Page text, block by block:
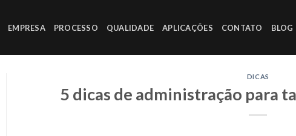
EMPRESA PROCESSO QUALIDADE APLICAÇÕES CONTATO BLOG
DICAS
5 dicas de administração para